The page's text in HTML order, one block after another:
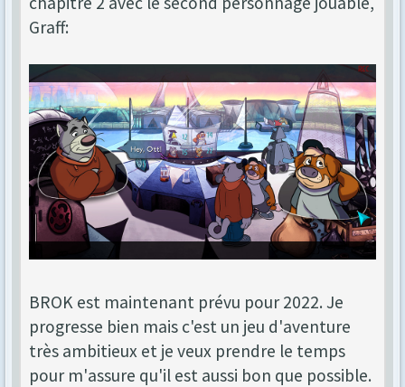
Graff:
BROK est maintenant prévu pour 2022. Je
progresse bien mais c'est un jeu d'aventure
très ambitieux et je veux prendre le temps
pour m'assure qu'il est aussi bon que possible.